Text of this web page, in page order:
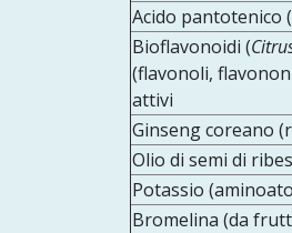
Acido pantotenico
Bioflavonoidi (
(flavonoli,
attivi
Ginseng coreano
Olio di semi di
Potassio
Bromelina (da